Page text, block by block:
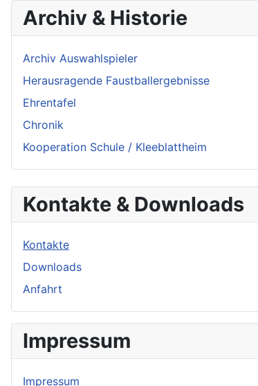
Archiv & Historie
Archiv Auswahlspieler
Herausragende Faustballergebnisse
Ehrentafel
Chronik
Kooperation Schule / Kleeblattheim
Kontakte & Downloads
Kontakte
Downloads
Anfahrt
Impressum
Impressum